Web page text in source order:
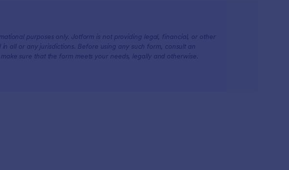
purposes only. Jotform is not providing legal, financial, or other
all or any jurisdictions. Before using any such form, consult an
sure that the form meets your needs, legally and otherwise.